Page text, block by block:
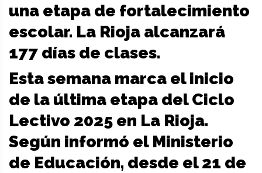
una etapa de fortalecimiento
escolar. La Rioja alcanzará
177 días de clases.
Esta semana marca el inicio
de la última etapa del Ciclo
Lectivo 2025 en La Rioja.
Según informó el Ministerio
de Educación, desde el 21 de